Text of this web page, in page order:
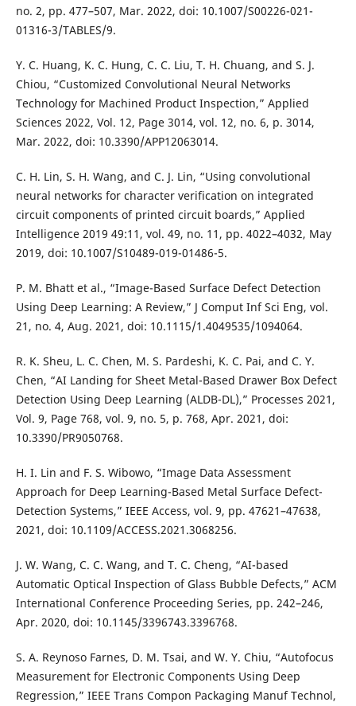
no. 2, pp. 477–507, Mar. 2022, doi: 10.1007/S00226-021-
01316-3/TABLES/9.
Y. C. Huang, K. C. Hung, C. C. Liu, T. H. Chuang, and S. J.
Chiou, “Customized Convolutional Neural Networks
Technology for Machined Product Inspection,” Applied
Sciences 2022, Vol. 12, Page 3014, vol. 12, no. 6, p. 3014,
Mar. 2022, doi: 10.3390/APP12063014.
C. H. Lin, S. H. Wang, and C. J. Lin, “Using convolutional
neural networks for character verification on integrated
circuit components of printed circuit boards,” Applied
Intelligence 2019 49:11, vol. 49, no. 11, pp. 4022–4032, May
2019, doi: 10.1007/S10489-019-01486-5.
P. M. Bhatt et al., “Image-Based Surface Defect Detection
Using Deep Learning: A Review,” J Comput Inf Sci Eng, vol.
21, no. 4, Aug. 2021, doi: 10.1115/1.4049535/1094064.
R. K. Sheu, L. C. Chen, M. S. Pardeshi, K. C. Pai, and C. Y.
Chen, “AI Landing for Sheet Metal-Based Drawer Box Defect
Detection Using Deep Learning (ALDB-DL),” Processes 2021,
Vol. 9, Page 768, vol. 9, no. 5, p. 768, Apr. 2021, doi:
10.3390/PR9050768.
H. I. Lin and F. S. Wibowo, “Image Data Assessment
Approach for Deep Learning-Based Metal Surface Defect-
Detection Systems,” IEEE Access, vol. 9, pp. 47621–47638,
2021, doi: 10.1109/ACCESS.2021.3068256.
J. W. Wang, C. C. Wang, and T. C. Cheng, “AI-based
Automatic Optical Inspection of Glass Bubble Defects,” ACM
International Conference Proceeding Series, pp. 242–246,
Apr. 2020, doi: 10.1145/3396743.3396768.
S. A. Reynoso Farnes, D. M. Tsai, and W. Y. Chiu, “Autofocus
Measurement for Electronic Components Using Deep
Regression,” IEEE Trans Compon Packaging Manuf Technol,